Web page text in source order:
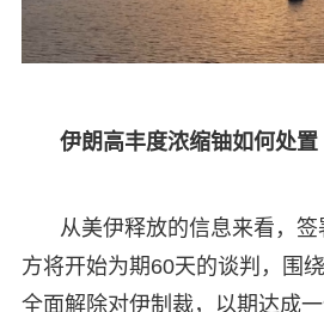
伊朗高丰度浓缩铀如何处置
从美伊释放的信息来看，
方将开始为期60天的谈判，围
全面解除对伊制裁，以期达成一